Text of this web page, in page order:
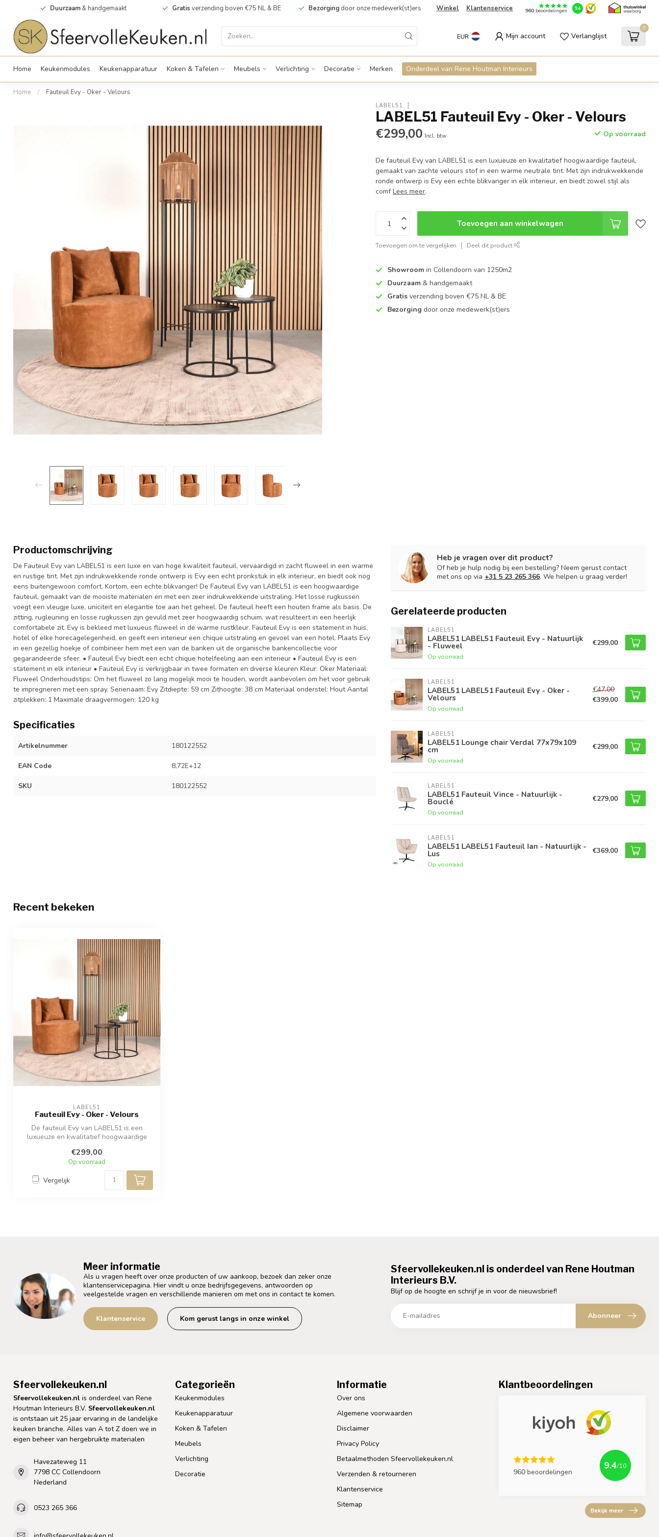
Duurzaam & handgemaakt Gratis verzending boven €75 NL & BE Bezorging door onze medewerk(st)ers Winkel Klantenservice 960beoordelingen 9.4
EUR Mijn account Verlanglijst
0
Home Keukenmodules Keukenapparatuur Koken & Tafelen Meubels Verlichting Decoratie Merken Onderdeel van Rene Houtman Interieurs
Home / Fauteuil Evy - Oker - Velours
LABEL51
LABEL51 Fauteuil Evy - Oker - Velours
€299,00 Incl. btw Op voorraad
De fauteuil Evy van LABEL51 is een luxueuze en kwalitatief hoogwaardige fauteuil,
gemaakt van zachte velours stof in een warme neutrale tint. Met zijn indrukwekkende
ronde ontwerp is Evy een echte blikvanger in elk interieur, en biedt zowel stijl als
comfLees meer.
Toevoegen aan winkelwagen
Toevoegen om te vergelijken Deel dit product
Showroom in Collendoorn van 1250m2
Duurzaam & handgemaakt
Gratis verzending boven €75 NL & BE
Bezorging door onze medewerk(st)ers
Productomschrijving
De Fauteuil Evy van LABEL51 is een luxe en van hoge kwaliteit fauteuil, vervaardigd in zacht fluweel in een warme
en rustige tint. Met zijn indrukwekkende ronde ontwerp is Evy een echt pronkstuk in elk interieur, en biedt ook nog
eens buitengewoon comfort. Kortom, een echte blikvanger! De Fauteuil Evy van LABEL51 is een hoogwaardige
fauteuil, gemaakt van de mooiste materialen en met een zeer indrukwekkende uitstraling. Het losse rugkussen
voegt een vleugje luxe, uniciteit en elegantie toe aan het geheel. De fauteuil heeft een houten frame als basis. De
zitting, rugleuning en losse rugkussen zijn gevuld met zeer hoogwaardig schuim, wat resulteert in een heerlijk
comfortabele zit. Evy is bekleed met luxueus fluweel in de warme rustkleur. Fauteuil Evy is een statement in huis,
hotel of elke horecagelegenheid, en geeft een interieur een chique uitstraling en gevoel van een hotel. Plaats Evy
in een gezellig hoekje of combineer hem met een van de banken uit de organische bankencollectie voor
gegarandeerde sfeer. • Fauteuil Evy biedt een echt chique hotelfeeling aan een interieur • Fauteuil Evy is een
statement in elk interieur • Fauteuil Evy is verkrijgbaar in twee formaten en diverse kleuren Kleur: Oker Materiaal:
Fluweel Onderhoudstips: Om het fluweel zo lang mogelijk mooi te houden, wordt aanbevolen om het voor gebruik
te impregneren met een spray. Serienaam: Evy Zitdiepte: 59 cm Zithoogte: 38 cm Materiaal onderstel: Hout Aantal
zitplekken: 1 Maximale draagvermogen: 120 kg
Specificaties
Artikelnummer 180122552
EAN Code 8,72E+12
SKU 180122552
Heb je vragen over dit product?
Of heb je hulp nodig bij een bestelling? Neem gerust contact
met ons op via +31 5 23 265 366. We helpen u graag verder!
Gerelateerde producten
LABEL51
LABEL51 LABEL51 Fauteuil Evy - Natuurlijk
- Fluweel
Op voorraad
€299,00
LABEL51
LABEL51 LABEL51 Fauteuil Evy - Oker -
Velours
Op voorraad
€47,00
€399,00
LABEL51
LABEL51 Lounge chair Verdal 77x79x109
cm
Op voorraad
€299,00
LABEL51
LABEL51 Fauteuil Vince - Natuurlijk -
Bouclé
Op voorraad
€279,00
LABEL51
LABEL51 LABEL51 Fauteuil Ian - Natuurlijk -
Lus
Op voorraad
€369,00
Recent bekeken
LABEL51
Fauteuil Evy - Oker - Velours
De fauteuil Evy van LABEL51 is een
luxueuze en kwalitatief hoogwaardige
€299,00
Op voorraad
Vergelijk
Meer informatie
Als u vragen heeft over onze producten of uw aankoop, bezoek dan zeker onze
klantenservicepagina. Hier vindt u onze bedrijfsgegevens, antwoorden op
veelgestelde vragen en verschillende manieren om met ons in contact te komen.
Klantenservice Kom gerust langs in onze winkel
Sfeervollekeuken.nl is onderdeel van Rene Houtman
Interieurs B.V.
Blijf op de hoogte en schrijf je in voor de nieuwsbrief!
Abonneer
Sfeervollekeuken.nl
Sfeervollekeuken.nl is onderdeel van Rene
Houtman Interieurs B.V. Sfeervollekeuken.nl
is ontstaan uit 25 jaar ervaring in de landelijke
keuken branche. Alles van A tot Z doen we in
eigen beheer van hergebruikte materialen
Havezateweg 11
7798 CC Collendoorn
Nederland
0523 265 366
Categorieën
Keukenmodules
Keukenapparatuur
Koken & Tafelen
Meubels
Verlichting
Decoratie
Informatie
Over ons
Algemene voorwaarden
Disclaimer
Privacy Policy
Betaalmethoden Sfeervollekeuken.nl
Verzenden & retourneren
Klantenservice
Sitemap
Klantbeoordelingen
960 beoordelingen
9.4/10
Bekijk meer